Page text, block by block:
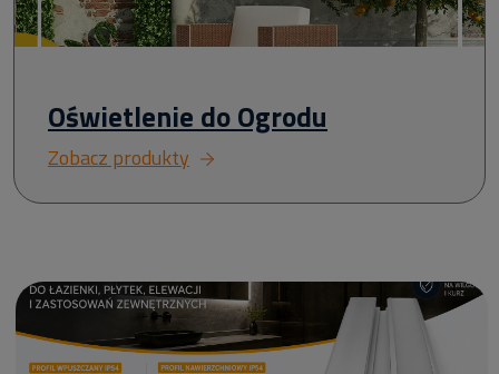
Oświetlenie do Ogrodu
Zobacz produkty